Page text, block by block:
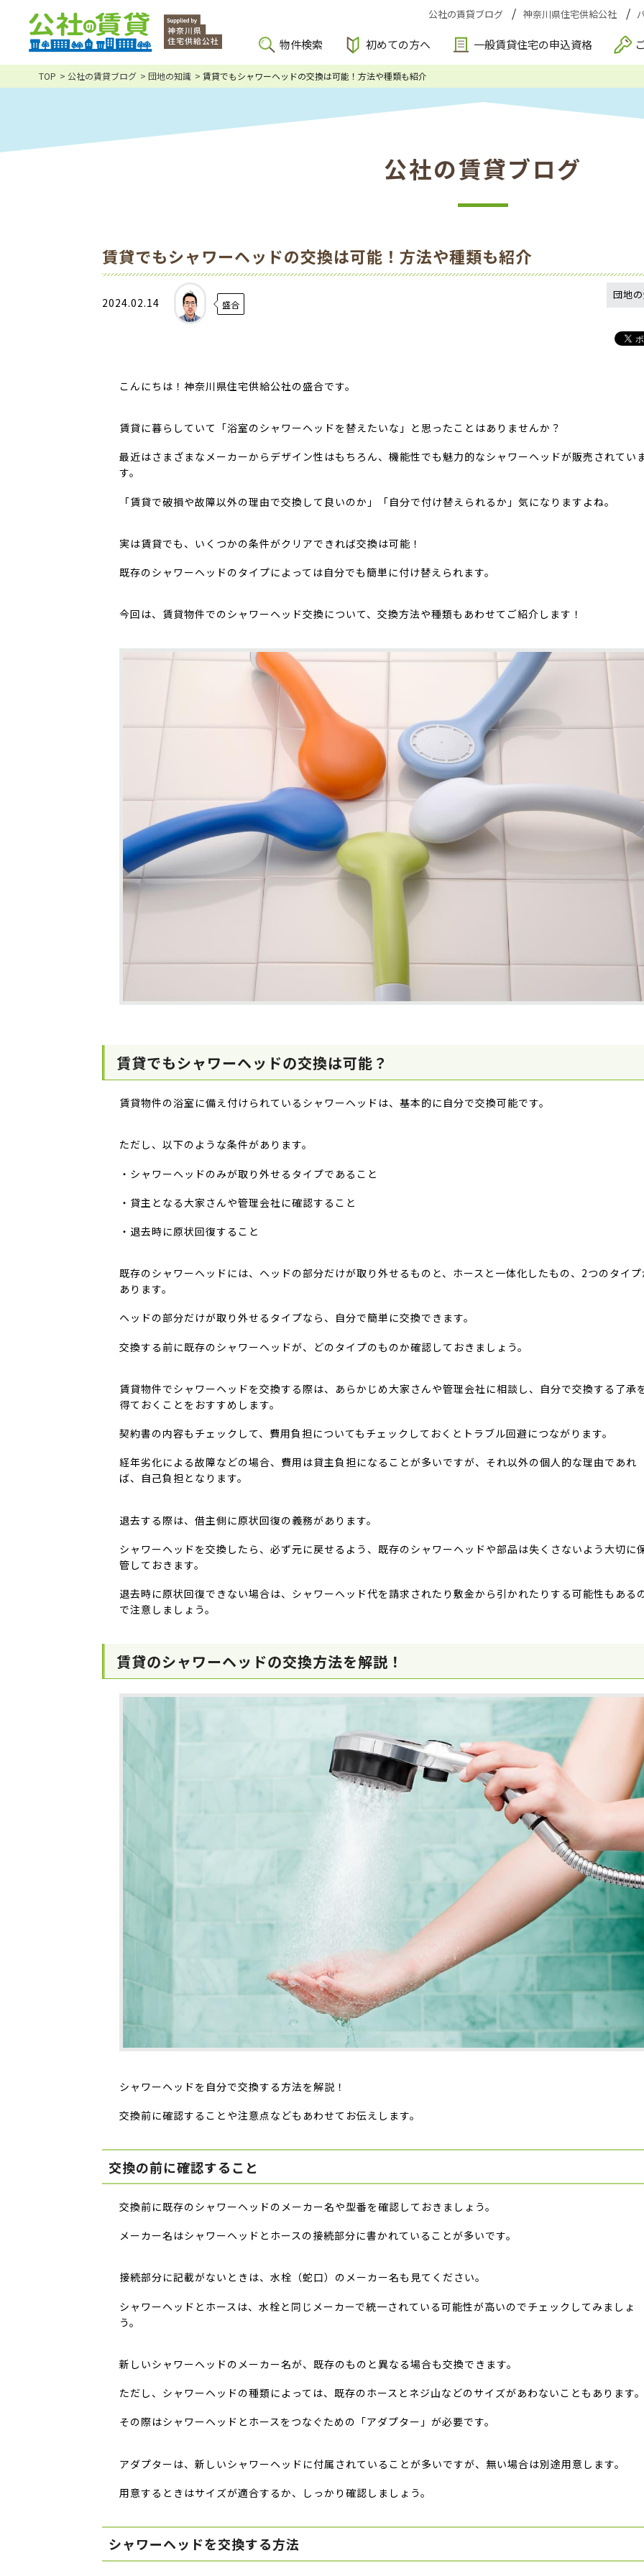
公社の賃貸ブログ 神奈川県住宅供給公社
物件検索 初めての方へ 一般賃貸住宅の申込資格
TOP 公社の賃貸ブログ 団地の知識 賃貸でもシャワーヘッドの交換は可能！方法や種類も紹介
公社の賃貸ブログ
賃貸でもシャワーヘッドの交換は可能！方法や種類も紹介
2024.02.14 盛合
団地
こんにちは！神奈川県住宅供給公社の盛合です。
賃貸に暮らしていて「浴室のシャワーヘッドを替えたいな」と思ったことはありませんか？
最近はさまざまなメーカーからデザイン性はもちろん、機能性でも魅力的なシャワーヘッドが販売されてい
す。
「賃貸で破損や故障以外の理由で交換して良いのか」「自分で付け替えられるか」気になりますよね。
実は賃貸でも、いくつかの条件がクリアできれば交換は可能！
既存のシャワーヘッドのタイプによっては自分でも簡単に付け替えられます。
今回は、賃貸物件でのシャワーヘッド交換について、交換方法や種類もあわせてご紹介します！
賃貸でもシャワーヘッドの交換は可能？
賃貸物件の浴室に備え付けられているシャワーヘッドは、基本的に自分で交換可能です。
ただし、以下のような条件があります。
・シャワーヘッドのみが取り外せるタイプであること
・貸主となる大家さんや管理会社に確認すること
・退去時に原状回復すること
既存のシャワーヘッドには、ヘッドの部分だけが取り外せるものと、ホースと一体化したもの、2つのタイプ
あります。
ヘッドの部分だけが取り外せるタイプなら、自分で簡単に交換できます。
交換する前に既存のシャワーヘッドが、どのタイプのものか確認しておきましょう。
賃貸物件でシャワーヘッドを交換する際は、あらかじめ大家さんや管理会社に相談し、自分で交換する了承
得ておくことをおすすめします。
契約書の内容もチェックして、費用負担についてもチェックしておくとトラブル回避につながります。
経年劣化による故障などの場合、費用は貸主負担になることが多いですが、それ以外の個人的な理由であれ
ば、自己負担となります。
退去する際は、借主側に原状回復の義務があります。
シャワーヘッドを交換したら、必ず元に戻せるよう、既存のシャワーヘッドや部品は失くさないよう大切に
管しておきます。
退去時に原状回復できない場合は、シャワーヘッド代を請求されたり敷金から引かれたりする可能性もある
で注意しましょう。
賃貸のシャワーヘッドの交換方法を解説！
シャワーヘッドを自分で交換する方法を解説！
交換前に確認することや注意点などもあわせてお伝えします。
交換の前に確認すること
交換前に既存のシャワーヘッドのメーカー名や型番を確認しておきましょう。
メーカー名はシャワーヘッドとホースの接続部分に書かれていることが多いです。
接続部分に記載がないときは、水栓（蛇口）のメーカー名も見てください。
シャワーヘッドとホースは、水栓と同じメーカーで統一されている可能性が高いのでチェックしてみましょ
う。
新しいシャワーヘッドのメーカー名が、既存のものと異なる場合も交換できます。
ただし、シャワーヘッドの種類によっては、既存のホースとネジ山などのサイズがあわないこともあります。
その際はシャワーヘッドとホースをつなぐための「アダプター」が必要です。
アダプターは、新しいシャワーヘッドに付属されていることが多いですが、無い場合は別途用意します。
用意するときはサイズが適合するか、しっかり確認しましょう。
シャワーヘッドを交換する方法